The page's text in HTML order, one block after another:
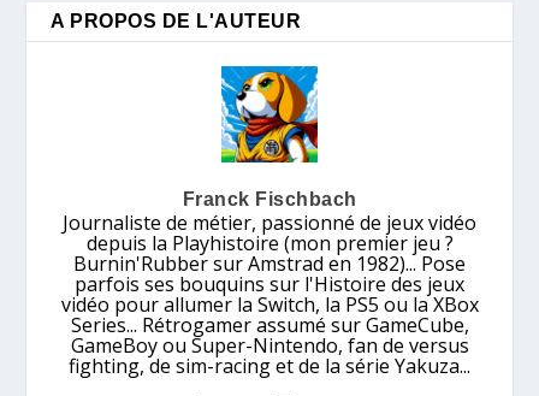
A PROPOS DE L'AUTEUR
Franck Fischbach
Journaliste de métier, passionné de jeux vidéo
depuis la Playhistoire (mon premier jeu ?
Burnin'Rubber sur Amstrad en 1982)... Pose
parfois ses bouquins sur l'Histoire des jeux
vidéo pour allumer la Switch, la PS5 ou la XBox
Series... Rétrogamer assumé sur GameCube,
GameBoy ou Super-Nintendo, fan de versus
fighting, de sim-racing et de la série Yakuza...